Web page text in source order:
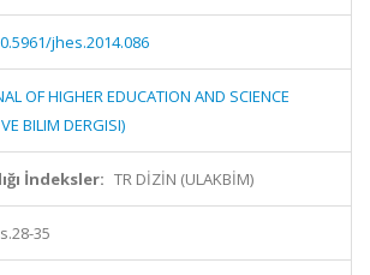
jhes.2014.086
OF HIGHER EDUCATION AND SCIENCE
BILIM DERGISI)
İndeksler: TR DİZİN (ULAKBİM)
35